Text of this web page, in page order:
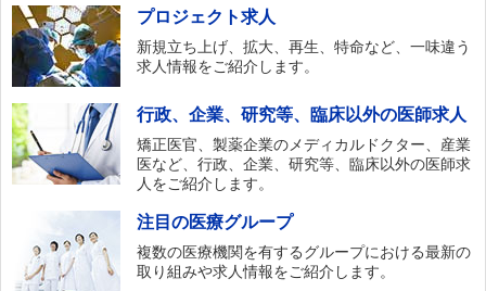
プロジェクト求人
新規立ち上げ、拡大、再生、特命など、一味違う
求人情報をご紹介します。
行政、企業、研究等、臨床以外の医師求人
矯正医官、製薬企業のメディカルドクター、産業
医など、行政、企業、研究等、臨床以外の医師求
人をご紹介します。
注目の医療グループ
複数の医療機関を有するグループにおける最新の
取り組みや求人情報をご紹介します。